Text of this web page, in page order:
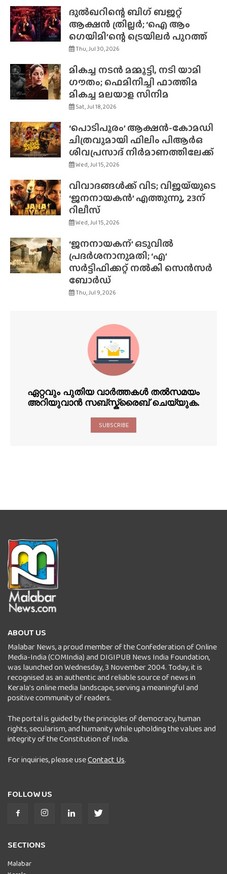
ദുൽഖറിന്റെ ബിഗ് ബജറ്റ്
ആക്ഷൻ ത്രില്ലർ; ‘ഐ ആം
ഗെയിമി’ന്റെ ട്രെയിലർ പുറത്ത്
Thu, Jul 30, 2026
മികച്ച നടൻ മമ്മൂട്ടി, നടി യാമി
ഗൗതം; ഫെമിനിച്ചി ഫാത്തിമ
മികച്ച മലയാള സിനിമ
Sat, Jul 18, 2026
‘പൊടിപൂരം’ ആക്ഷൻ-കോമഡി
ചിത്രവുമായി ഫിലിം പിആർഒ
ശിവപ്രസാദ് നിർമാണത്തിലേക്ക്
Wed, Jul 15, 2026
വിവാദങ്ങൾക്ക് വിട; വിജയ്‌യുടെ
‘ജനനായകൻ’ എത്തുന്നു, 23ന്
റിലീസ്
Wed, Jul 15, 2026
‘ജനനായകന്’ ഒടുവിൽ
പ്രദർശനാനുമതി; ‘എ’
സർട്ടിഫിക്കറ്റ് നൽകി സെൻസർ
ബോർഡ്
Thu, Jul 9, 2026
ഏറ്റവും പുതിയ വാർത്തകൾ തൽസമയം
അറിയുവാൻ സബ്സ്ക്രൈബ് ചെയ്യുക.
SUBSCRIBE
ABOUT US
Malabar News, a proud member of the Confederation of Online
Media-India (COMIndia) and DIGIPUB News India Foundation,
was launched on Wednesday, 3 November 2004. Today, it is
recognised as an authentic and reliable source of news in
Kerala’s online media landscape, serving a meaningful and
positive community of readers.
The portal is guided by the principles of democracy, human
rights, secularism, and humanity while upholding the values and
integrity of the Constitution of India.
For inquiries, please useContact Us.
FOLLOW US
SECTIONS
Malabar